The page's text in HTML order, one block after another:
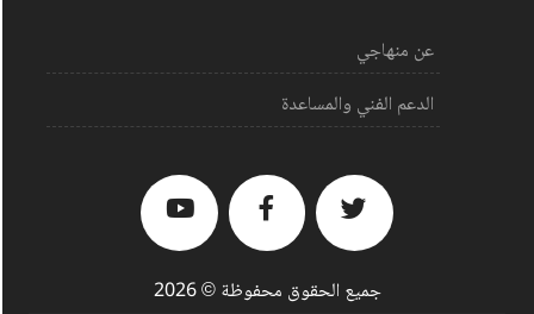
عن منهاجي
الدعم الفني والمساعدة
جميع الحقوق محفوظة © 2026